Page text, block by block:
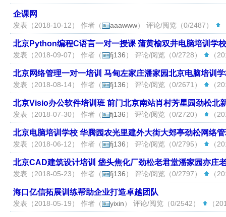
企课网
发表（2018-10-12） 作者（ aaawww） 评论/阅览（0/2487）
北京Python编程C语言一对一授课 蒲黄榆双井电脑培训学校
发表（2018-09-07） 作者（ fj136） 评论/阅览（0/2728） （
北京网络管理一对一培训 马甸左家庄潘家园北京电脑培训
发表（2018-08-14） 作者（ fj136） 评论/阅览（0/2671） （
北京Visio办公软件培训班 前门北京南站肖村芳星园劲松北
发表（2018-07-30） 作者（ fj136） 评论/阅览（0/2720） （
北京电脑培训学校 华腾园农光里建外大街大郊亭劲松网络
发表（2018-06-12） 作者（ fj136） 评论/阅览（0/2795） （
北京CAD建筑设计培训 垡头焦化厂劲松老君堂潘家园亦庄
发表（2018-05-23） 作者（ fj136） 评论/阅览（0/2797） （
海口亿信拓展训练帮助企业打造卓越团队
发表（2018-05-19） 作者（ yixin） 评论/阅览（0/2542） （